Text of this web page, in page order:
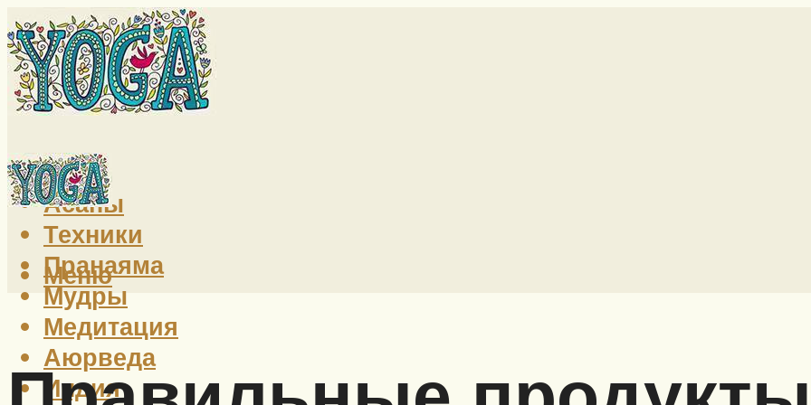
Йога
Асаны
Техники
Пранаяма
Мудры
Медитация
Аюрведа
Индия
Меню